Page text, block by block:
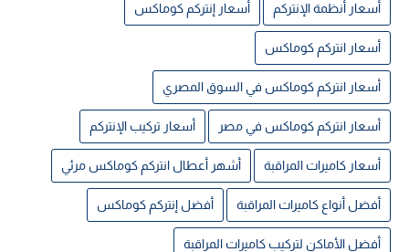
أسعار أنظمة الإنتركم أسعار إنتركم كوماكس
أسعار انتركم كوماكس
أسعار انتركم كوماكس في السوق المصري
أسعار انتركم كوماكس في مصر أسعار تركيب الإنتركم
أسعار كاميرات المراقبة أشهر أعطال انتركم كوماكس مرئي
أفضل أنواع كاميرات المراقبة أفضل إنتركم كوماكس
أفضل الأماكن لتركيب كاميرات المراقبة